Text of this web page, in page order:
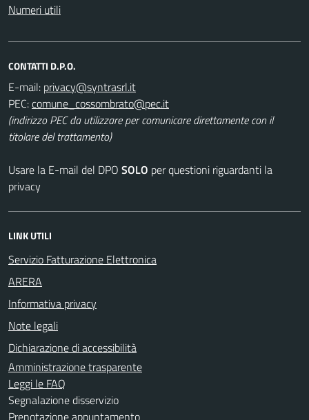
Numeri utili
CONTATTI D.P.O.
E-mail:
PEC:
(indirizzo PEC da utilizzare per comunicare direttamente con il
titolare del trattamento)
Usare la E-mail del DPO SOLO per questioni riguardanti la
privacy
LINK UTILI
Servizio Fatturazione Elettronica
ARERA
Informativa privacy
Note legali
Dichiarazione di accessibilità
Amministrazione trasparente
Leggi le FAQ
Segnalazione disservizio
Prenotazione appuntamento